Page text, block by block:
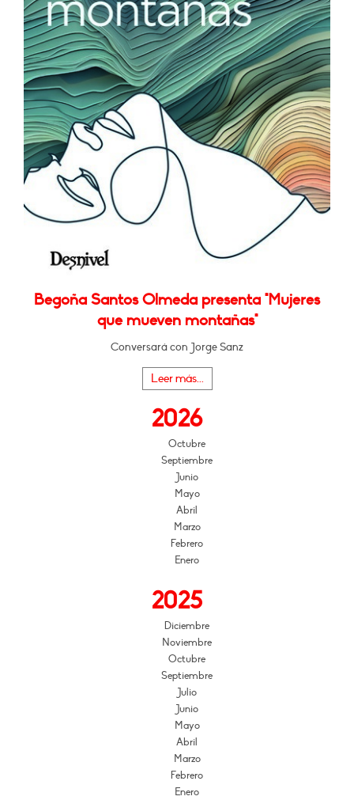
Begoña Santos Olmeda presenta "Mujeres
que mueven montañas"
Conversará con Jorge Sanz
Leer más...
2026
Octubre
Septiembre
Junio
Mayo
Abril
Marzo
Febrero
Enero
2025
Diciembre
Noviembre
Octubre
Septiembre
Julio
Junio
Mayo
Abril
Marzo
Febrero
Enero